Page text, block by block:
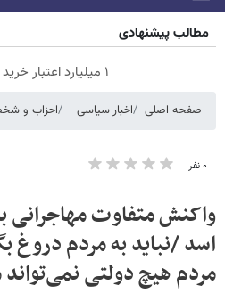
مطالب پیشنهادی
۱ میلیارد اعتبار خرید طلا | بدون ضامن و چک
صفحه اصلی اخبار سیاسی احزاب و
۰ نفر
واکنش متفاوت
اسد /نباید به مردم
مردم هیچ دولتی